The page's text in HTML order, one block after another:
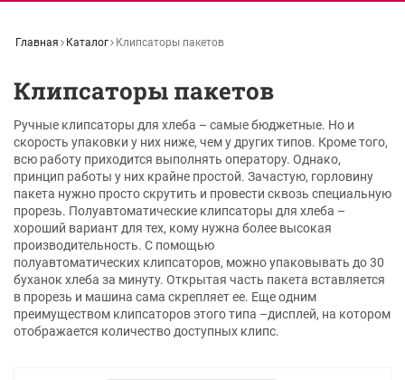
Главная Каталог Клипсаторы пакетов
Клипсаторы пакетов
Ручные клипсаторы для хлеба – самые бюджетные. Но и
скорость упаковки у них ниже, чем у других типов. Кроме того,
всю работу приходится выполнять оператору. Однако,
принцип работы у них крайне простой. Зачастую, горловину
пакета нужно просто скрутить и провести сквозь специальную
прорезь. Полуавтоматические клипсаторы для хлеба –
хороший вариант для тех, кому нужна более высокая
производительность. С помощью
полуавтоматических клипсаторов, можно упаковывать до 30
буханок хлеба за минуту. Открытая часть пакета вставляется
в прорезь и машина сама скрепляет ее. Еще одним
преимуществом клипсаторов этого типа –дисплей, на котором
отображается количество доступных клипс.